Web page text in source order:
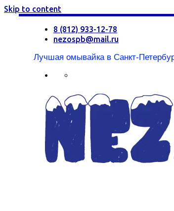
Skip to content
8 (812) 933-12-78
nezospb@mail.ru
Лучшая омывайка в Санкт-